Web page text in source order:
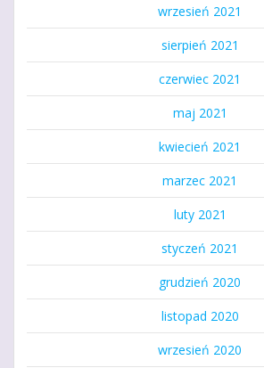
wrzesień 2021
sierpień 2021
czerwiec 2021
maj 2021
kwiecień 2021
marzec 2021
luty 2021
styczeń 2021
grudzień 2020
listopad 2020
wrzesień 2020